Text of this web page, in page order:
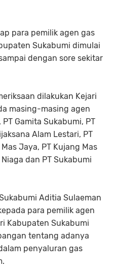
para pemilik agen gas
Sukabumi dimulai
dengan sore sekitar
dilakukan Kejari
masing-masing agen
Gamita Sukabumi, PT
Alam Lestari, PT
Jaya, PT Kujang Mas
dan PT Sukabumi
Aditia Sulaeman
para pemilik agen
Kabupaten Sukabumi
tentang adanya
penyaluran gas